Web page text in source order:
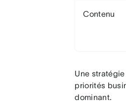
Contenu
Une
priorités
dominant.